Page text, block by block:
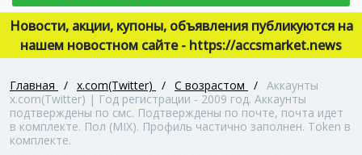
Новости, акции, купоны, объявления публикуются на
нашем новостном сайте - https://accsmarket.news
Главная / x.com(Twitter) / С возрастом / Аккаунты
x.com(Twitter) | Год регистрации - 2009 год. Аккаунты
подтверждены по смс. Подтверждены по почте, почта идет
в комплекте. Пол (MIX). Профиль частично заполнен. Token в
комплекте.